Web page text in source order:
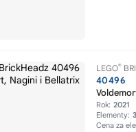
LEGO®
40496
Rok: 2021
Elementy:
Cena za